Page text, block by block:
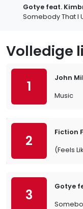
Gotye feat.
Somebody That I
Volledige
1
John
Music
2
Fiction
(Feels
3
Gotye